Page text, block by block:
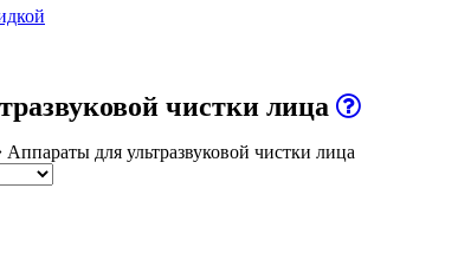
чистки лица
Аппараты для ультразвуковой чистки лица